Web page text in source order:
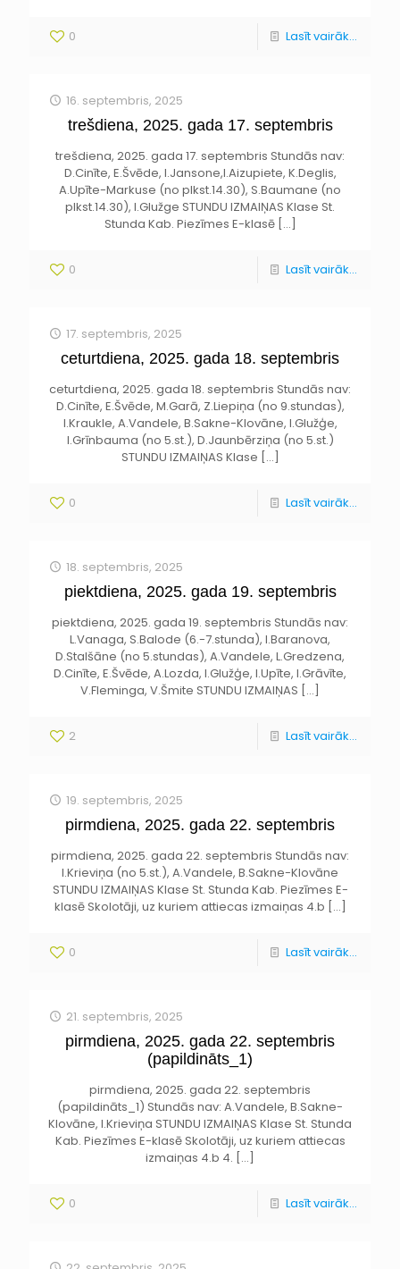
0 Lasīt vairāk...
16. septembris, 2025
trešdiena, 2025. gada 17. septembris
trešdiena, 2025. gada 17. septembris Stundās nav:
D.Cinīte, E.Švēde, I.Jansone,I.Aizupiete, K.Deglis,
A.Upīte-Markuse (no plkst.14.30), S.Baumane (no
plkst.14.30), I.Glužge STUNDU IZMAIŅAS Klase St.
Stunda Kab. Piezīmes E-klasē[…]
0 Lasīt vairāk...
17. septembris, 2025
ceturtdiena, 2025. gada 18. septembris
ceturtdiena, 2025. gada 18. septembris Stundās nav:
D.Cinīte, E.Švēde, M.Garā, Z.Liepiņa (no 9.stundas),
I.Kraukle, A.Vandele, B.Sakne-Klovāne, I.Glužģe,
I.Grīnbauma (no 5.st.), D.Jaunbērziņa (no 5.st.)
STUNDU IZMAIŅAS Klase […]
0 Lasīt vairāk...
18. septembris, 2025
piektdiena, 2025. gada 19. septembris
piektdiena, 2025. gada 19. septembris Stundās nav:
L.Vanaga, S.Balode (6.-7.stunda), I.Baranova,
D.Stalšāne (no 5.stundas), A.Vandele, L.Gredzena,
D.Cinīte, E.Švēde, A.Lozda, I.Glužģe, I.Upīte, I.Grāvīte,
V.Fleminga, V.Šmite STUNDU IZMAIŅAS […]
2 Lasīt vairāk...
19. septembris, 2025
pirmdiena, 2025. gada 22. septembris
pirmdiena, 2025. gada 22. septembris Stundās nav:
I.Krieviņa (no 5.st.), A.Vandele, B.Sakne-Klovāne
STUNDU IZMAIŅAS Klase St. Stunda Kab. Piezīmes E-
klasē Skolotāji, uz kuriem attiecas izmaiņas 4.b […]
0 Lasīt vairāk...
21. septembris, 2025
pirmdiena, 2025. gada 22. septembris
(papildināts_1)
pirmdiena, 2025. gada 22. septembris
(papildināts_1) Stundās nav: A.Vandele, B.Sakne-
Klovāne, I.Krieviņa STUNDU IZMAIŅAS Klase St. Stunda
Kab. Piezīmes E-klasē Skolotāji, uz kuriem attiecas
izmaiņas 4.b 4. […]
0 Lasīt vairāk...